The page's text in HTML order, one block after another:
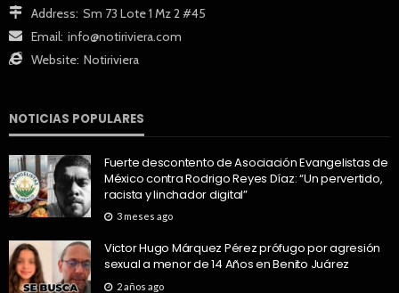
Address: Sm 73 Lote 1 Mz 2 #45
Email: info@notiriviera.com
Website: Notiriviera
NOTICIAS POPULARES
Fuerte descontento de Asociación Evangelistas de
México contra Rodrigo Reyes Díaz: “Un pervertido,
racista y linchador digital”
3 meses ago
Victor Hugo Márquez Pérez prófugo por agresión
sexual a menor de 14 Años en Benito Juárez
2 años ago